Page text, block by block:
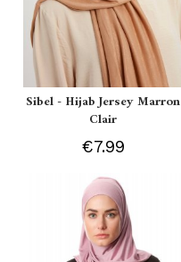
Sibel - Hijab Jersey Marron
Clair
€7.99